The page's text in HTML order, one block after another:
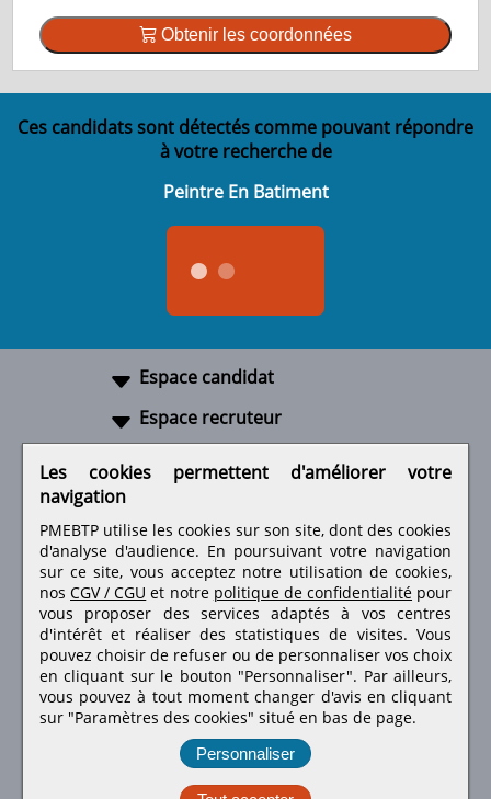
Obtenir les coordonnées
Ces candidats sont détectés comme pouvant répondre
à votre recherche de
Peintre En Batiment
Espace candidat
Espace recruteur
Retrouvez-nous sur les réseaux sociaux
Les cookies permettent d'améliorer votre
navigation
PMEBTP utilise les cookies sur son site, dont des cookies
d'analyse d'audience. En poursuivant votre navigation
sur ce site, vous acceptez notre utilisation de cookies,
nos CGV / CGU et notre politique de confidentialité pour
vous proposer des services adaptés à vos centres
d'intérêt et réaliser des statistiques de visites.Vous
pouvez choisir de refuser ou de personnaliser vos choix
en cliquant sur le bouton "Personnaliser". Par ailleurs,
vous pouvez à tout moment changer d'avis en cliquant
sur "Paramètres des cookies" situé en bas de page.
Personnaliser